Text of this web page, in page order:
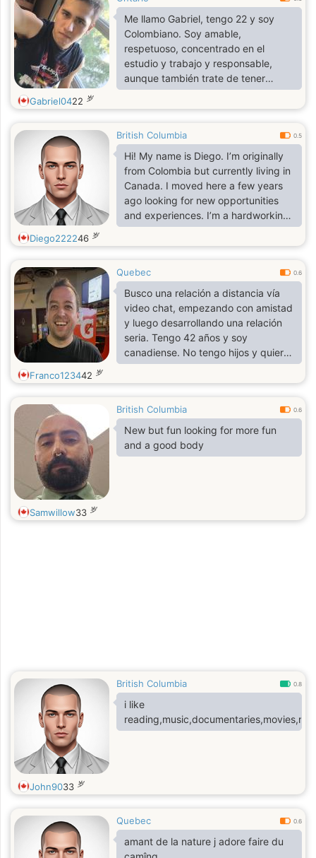
Me llamo Gabriel, tengo 22 y soy
Colombiano. Soy amable,
respetuoso, concentrado en el
estudio y trabajo y responsable,
aunque también trate de tener
humor y de ser creativo
Gabriel0422 岁
British Columbia 0.5
Hi! My name is Diego. I’m originally
from Colombia but currently living in
Canada. I moved here a few years
ago looking for new opportunities
and experiences. I’m a hardworking
person, pretty easygoing, and I
enjoy good conversations, music,
like staying active and exploring
new places. I’m here to meet
interesting people, make friends,
and see where things go.
Diego222246 岁
Quebec 0.6
Busco una relación a distancia vía
video chat, empezando con amistad
y luego desarrollando una relación
seria. Tengo 42 años y soy
canadiense. No tengo hijos y quiero
formar una familia. Juego al hockey
y voy al gimnasio. A veces me gusta
Franco123442 岁
British Columbia 0.6
New but fun looking for more fun
and a good body
Samwillow33 岁
British Columbia 0.8
i like
John9033 岁
Quebec 0.6
amant de la nature j adore faire du